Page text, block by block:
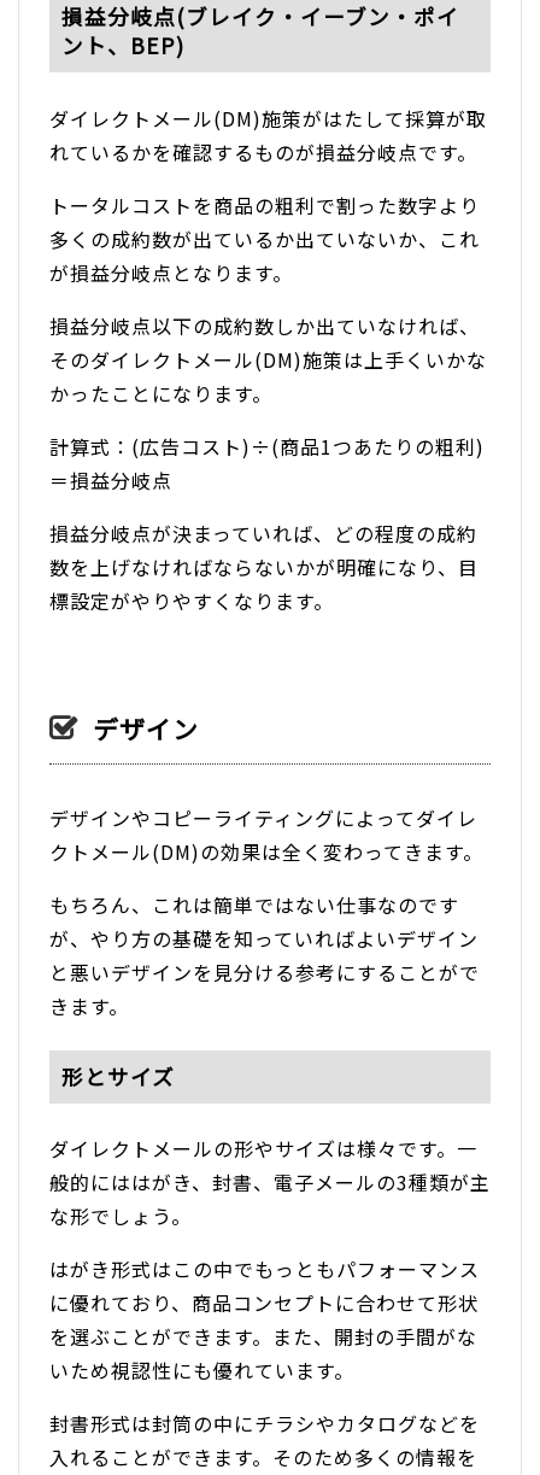
損益分岐点(ブレイク・イーブン・ポイ
ント、BEP)
ダイレクトメール(DM)施策がはたして採算が取
れているかを確認するものが損益分岐点です。
トータルコストを商品の粗利で割った数字より
多くの成約数が出ているか出ていないか、これ
が損益分岐点となります。
損益分岐点以下の成約数しか出ていなければ、
そのダイレクトメール(DM)施策は上手くいかな
かったことになります。
計算式：(広告コスト)÷(商品1つあたりの粗利)
＝損益分岐点
損益分岐点が決まっていれば、どの程度の成約
数を上げなければならないかが明確になり、目
標設定がやりやすくなります。
デザイン
デザインやコピーライティングによってダイレ
クトメール(DM)の効果は全く変わってきます。
もちろん、これは簡単ではない仕事なのです
が、やり方の基礎を知っていればよいデザイン
と悪いデザインを見分ける参考にすることがで
きます。
形とサイズ
ダイレクトメールの形やサイズは様々です。一
般的にははがき、封書、電子メールの3種類が主
な形でしょう。
はがき形式はこの中でもっともパフォーマンス
に優れており、商品コンセプトに合わせて形状
を選ぶことができます。また、開封の手間がな
いため視認性にも優れています。
封書形式は封筒の中にチラシやカタログなどを
入れることができます。そのため多くの情報を